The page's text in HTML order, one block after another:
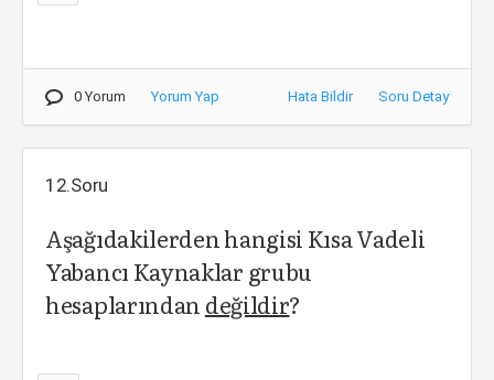
0 Yorum Yorum Yap Hata Bildir Soru Detay
12.Soru
Aşağıdakilerden hangisi Kısa Vadeli
Yabancı Kaynaklar grubu
hesaplarından değildir?